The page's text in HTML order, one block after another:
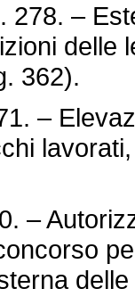
–
delle
362).
–
–